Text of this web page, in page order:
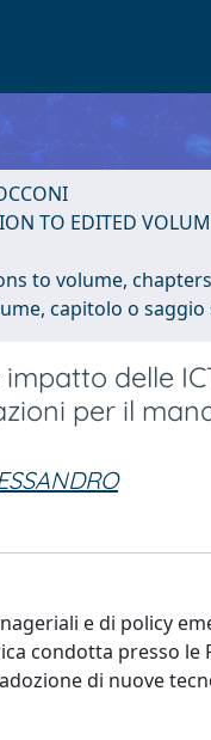
TO EDITED
to volume,
capitolo o saggio
delle
per il
e di policy
condotta presso le
di nuove